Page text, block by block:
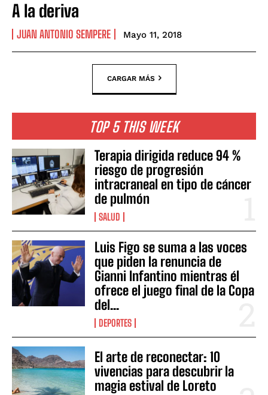
A la deriva
JUAN ANTONIO SEMPERE Mayo 11, 2018
CARGAR MÁS
TOP 5 THIS WEEK
Terapia dirigida reduce 94 %
riesgo de progresión
intracraneal en tipo de cáncer
de pulmón
SALUD
Luis Figo se suma a las voces
que piden la renuncia de
Gianni Infantino mientras él
ofrece el juego final de la Copa
del...
DEPORTES
El arte de reconectar: 10
vivencias para descubrir la
magia estival de Loreto